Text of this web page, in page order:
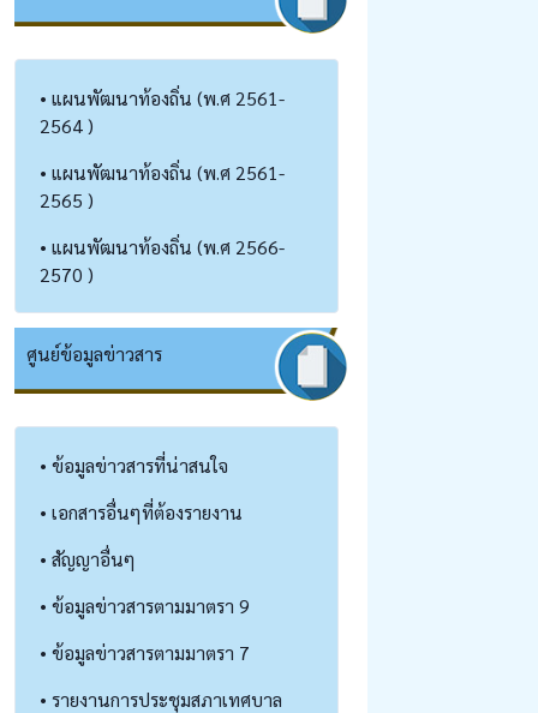
• แผนพัฒนาท้องถิ่น (พ.ศ 2561-
2564 )
• แผนพัฒนาท้องถิ่น (พ.ศ 2561-
2565 )
• แผนพัฒนาท้องถิ่น (พ.ศ 2566-
2570 )
ศูนย์ข้อมูลข่าวสาร
• ข้อมูลข่าวสารที่น่าสนใจ
• เอกสารอื่นๆที่ต้องรายงาน
• สัญญาอื่นๆ
• ข้อมูลข่าวสารตามมาตรา 9
• ข้อมูลข่าวสารตามมาตรา 7
• รายงานการประชุมสภาเทศบาล